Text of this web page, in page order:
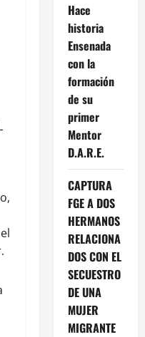
Hace
historia
Ensenada
con la
formación
de su
primer
Mentor
D.A.R.E.
CAPTURA
FGE A DOS
HERMANOS
RELACIONA
DOS CON EL
SECUESTRO
DE UNA
MUJER
MIGRANTE